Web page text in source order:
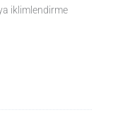
iklimlendirme